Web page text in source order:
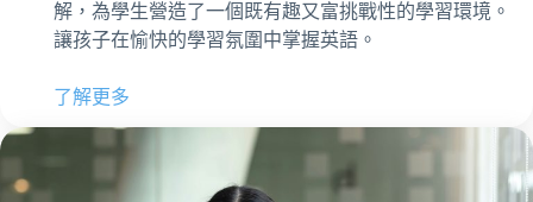
解，為學生營造了一個既有趣又富挑戰性的學習環境。
讓孩子在愉快的學習氛圍中掌握英語。
了解更多